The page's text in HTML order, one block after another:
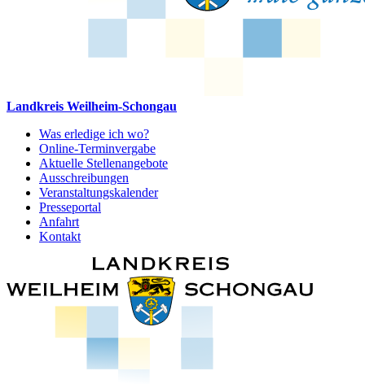
Landkreis Weilheim-Schongau
Was erledige ich wo?
Online-Terminvergabe
Aktuelle Stellenangebote
Ausschreibungen
Veranstaltungskalender
Presseportal
Anfahrt
Kontakt